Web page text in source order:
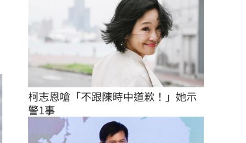
柯志恩嗆「不跟陳時中道歉！」她示
警1事